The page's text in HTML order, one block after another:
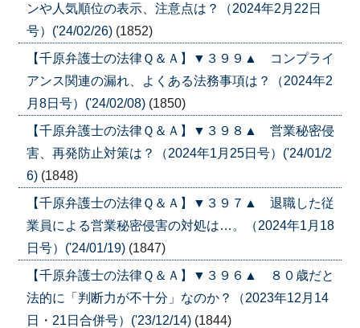
ンや人気順位の表示、注意点は？（2024年2月22日
号）('24/02/26) (1852)
【千原弁護士の法律Ｑ＆Ａ】▼３９９▲ コンプライ
アンス関連の漏れ、よくある法務事項は？（2024年2
月8日号）('24/02/08) (1850)
【千原弁護士の法律Ｑ＆Ａ】▼３９８▲ 営業秘密侵
害、再発防止対策は？（2024年1月25日号）('24/01/2
6) (1848)
【千原弁護士の法律Ｑ＆Ａ】▼３９７▲ 退職した従
業員による営業秘密侵害の対処は…。（2024年1月18
日号）('24/01/19) (1847)
【千原弁護士の法律Ｑ＆Ａ】▼３９６▲ ８０歳だと
法的に「判断力が不十分」なのか？（2023年12月14
日・21日合併号）('23/12/14) (1844)